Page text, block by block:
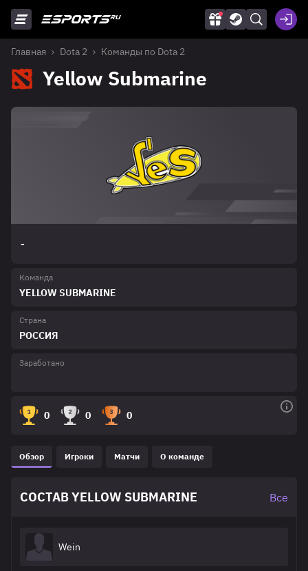
Главная Dota 2 Команды по Dota 2
Yellow Submarine
-
Команда
YELLOW SUBMARINE
Страна
РОССИЯ
Заработано
0 0 0
Обзор Игроки Матчи О команде
СОСТАВ YELLOW SUBMARINE Все
Wein